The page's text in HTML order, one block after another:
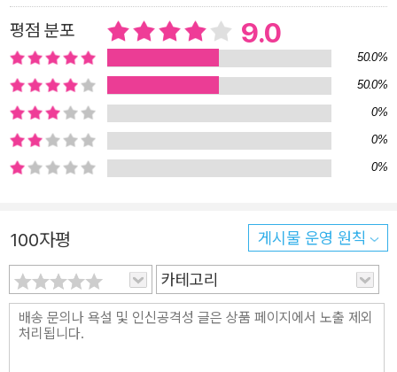
비평가 어빙 하우는 『악령』을 가리켜 <정치 소설 중 최고의
작품>이라고 극찬한 바 있으며, 꼰스딴찐 모출스끼는 〈세계
문학에서 가장 위대한 작품 중 하나〉라고 손꼽았다. 특히 이
작품에 큰 애정을 가지고 있던 작가 알베르 카뮈는 『악령』을
연극으로 각색해서 직접 공연을 연출하여 올리기도 했다. 이
책을 번역한 박혜경 교수는 여러 번의 공 들인 수정 작업을
거쳐 까다로운 도스또예프스끼의 문장들을 생생하게 읽히는
ostoevskii, Besy (Moskva: Khudozhestvennaia litera
의 악령들이 빚어내는 악(惡)의 비극 ■ 도입부의 줄거리 소
설은 러시아의 어느 지방 소도시의 가장 부유한 지주인 바르
바라 스따브로기나 부인과 그녀의 후원을 받는 지식인 스쩨
평점 분포 9.0
50.0%
50.0%
0%
0%
0%
100자평 게시물 운영 원칙
카테고리